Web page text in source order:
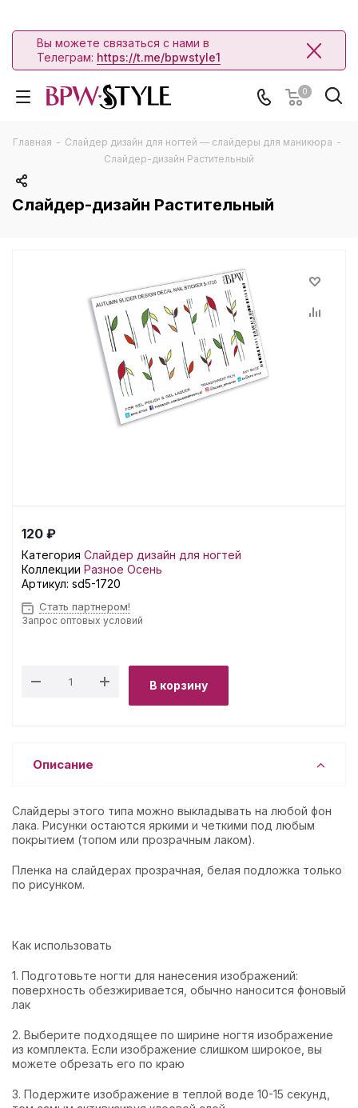
Вы можете связаться с нами в
Телеграм: https://t.me/bpwstyle1
0
Главная - Слайдер дизайн для ногтей — слайдеры для маникюра -
Слайдер-дизайн Растительный
Слайдер-дизайн Растительный
120 ₽
Категория Слайдер дизайн для ногтей
Коллекции Разное Осень
Артикул: sd5-1720
Стать партнером!
Запрос оптовых условий
В корзину
Описание
Слайдеры этого типа можно выкладывать на любой фон
лака. Рисунки остаются яркими и четкими под любым
покрытием (топом или прозрачным лаком).
Пленка на слайдерах прозрачная, белая подложка только
по рисунком.
Как использовать
1. Подготовьте ногти для нанесения изображений:
поверхность обезжиривается, обычно наносится фоновый
лак
2. Выберите подходящее по ширине ногтя изображение
из комплекта. Если изображение слишком широкое, вы
можете обрезать его по краю
3. Подержите изображение в теплой воде 10-15 секунд,